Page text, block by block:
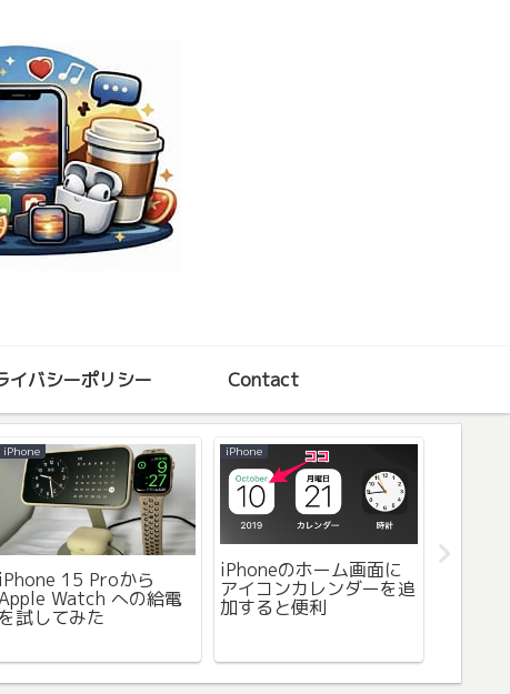
イバシーポリシー Contact
iPhone
iPhone 15 Proから
Watch への給電
を試してみた
iPhone
iPhoneのホーム画面に
アイコンカレンダーを追
加すると便利